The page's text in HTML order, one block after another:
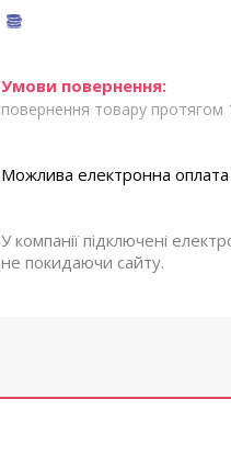
повернення товару протягом
У компанії підключені
не покидаючи сайту.